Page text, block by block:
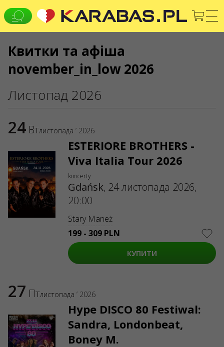
EN PL UK
GDAŃSK
КОНТАКТИ
У вас є якісь запитання чи пропозиції?
Напишіть нам
Заявки обробляються через електронну форму на
вебсайтіsale@karabas.pl
GO2SHOW SPÓŁKA Z OGRANICZONĄ
ODPOWIEDZIALNOŚCIĄ
NIP: 6751768934
Numer KRS 0000987419
REGON: 522850125
ul. GĘSIA, 8/205, KRAKÓW, kod 31-535
Доставка та оплата
Організаторам Логотип на афіши
Публічна оферта
Квитки та афіша
november_in_low 2026
Листопад 2026
24 Втлистопада ’ 2026
ESTERIORE BROTHERS -
Viva Italia Tour 2026
koncerty
Gdańsk, 24 листопада 2026,
20:00
Stary Maneż
199 - 309 PLN
КУПИТИ
27 Птлистопада ’ 2026
Hype DISCO 80 Festiwal:
Sandra, Londonbeat,
Boney M.